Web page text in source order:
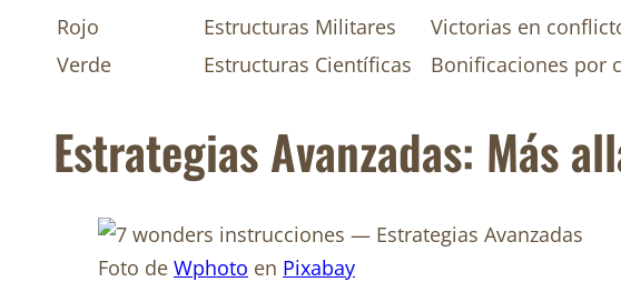
Rojo
Estructuras Militares
Victorias en
Verde
Estructuras Científicas Bonificaciones por
Estrategias Avanzadas: Más
Foto de Wphoto en Pixabay